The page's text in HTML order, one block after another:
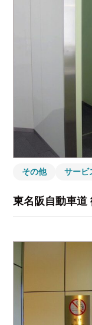
その他 サービ
東名阪自動車